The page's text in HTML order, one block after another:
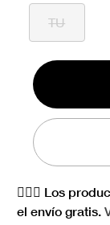
TU
🏋🏻‍♀️ Los
el envío gratis.